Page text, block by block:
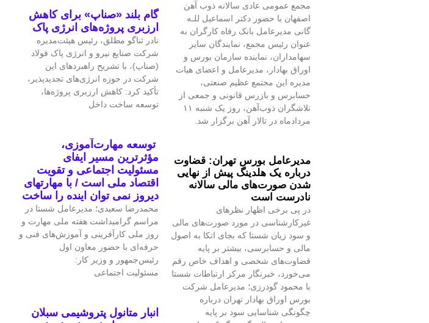
مجمع عمومی عادی سالانه ذوب آهن
اصفهان با حضور دکتر اسماعیل للـه
گانی مدیرعامل بانک رفاه کارگران به
عنوان رئیس مجمع، نمایندگان سایر
سهامداران، نماینده سازمان بورس و
اوراق بهادار، مدیرعامل و اعضای هیات
مدیره این مجتمع عظیم صنعتی،
حسابرس و بازرس قانونی و جمعی از
تلاشگران ذوب‌آهن، روز یک شنبه ۱۱
مردادماه در تالار آهن برگزار شد.
مدیرعامل بورس تهران: قضاوت
درباره یک هلدینگ پیش از نهایی
شدن صورت‌های مالی سالانه
نادرست است
در پی برخی اظهار نظرهای
غیرکارشناسی در مورد صورت‌های مالی
و سود زیان شستا که بجای اتکا به اصول
مالی و حسابرسی، بیشتر بر پایه
قضاوت‌‌های شخصی و اهداف خاص رقم
می‌خورد، خبرنگار مرکز ارتباطات شستا
با محمود گودرزی؛ مدیرعامل شرکت
بورس اوراق بهادار تهران درباره
چگونگی شناسایی سود بر پایه
گام بلند «صناپ» برای کاهش
ارزبری پروژه‌های انرژی پاک
نادر ثناگو مطلق، رئیس هیئت‌مدیره
شرکت صنایع نیرو و انرژی پاک فولاد
(صناپ)، با تشریح راهبردهای این
شرکت در حوزه انرژی‌های تجدیدپذیر،
تأکید کرد: کاهش ارزبری پروژه‌ها،
توسعه ساخت داخل
توسعه مهارت‌آموزی،
مؤثرترین مسیر ایفای
مسئولیت اجتماعی و تقویت
اقتصاد ملی است / با مهارتهای
دیروز نمی توان اینده را ساخت
محمدرضا سعیدی؛ مدیرعامل شستا در
مراسم گرامیداشت هفته ملی مهارت و
روز ملی کارآفرینی و آموزش‌های فنی و
حرفه‌ای با حضور معاون اول
رئیس‌جمهور و وزیر کار:
مسئولیت اجتماعی
انبار متانول پتروشیمی سبلان